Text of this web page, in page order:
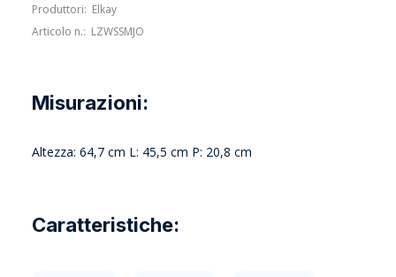
Produttori: Elkay
Articolo n.: LZWSSMJO
Misurazioni:
Altezza: 64,7 cm L: 45,5 cm P: 20,8 cm
Caratteristiche: